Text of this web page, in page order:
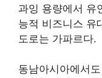
과잉 용량에서 유
능적 비즈니스 유
도로는 가파르다.
동남아시아에서